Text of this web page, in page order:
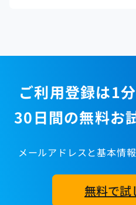
ご利用登録は1
30日間の無料お
メールアドレスと基本情
無料で試